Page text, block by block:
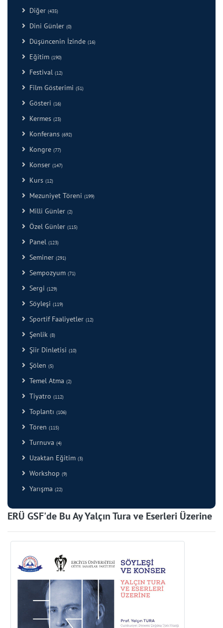
Diğer (435)
Dini Günler (0)
Düşüncenin İzinde (16)
Eğitim (190)
Festival (12)
Film Gösterimi (51)
Gösteri (16)
Kermes (23)
Konferans (692)
Kongre (77)
Konser (147)
Kurs (12)
Mezuniyet Töreni (199)
Milli Günler (2)
Özel Günler (115)
Panel (123)
Seminer (291)
Sempozyum (71)
Sergi (129)
Söyleşi (119)
Sportif Faaliyetler (12)
Şenlik (8)
Şiir Dinletisi (10)
Şölen (5)
Temel Atma (2)
Tiyatro (112)
Toplantı (106)
Tören (115)
Turnuva (4)
Uzaktan Eğitim (3)
Workshop (9)
Yarışma (22)
ERÜ GSF'de Bu Ay Yalçın Tura ve Eserleri Üzerine